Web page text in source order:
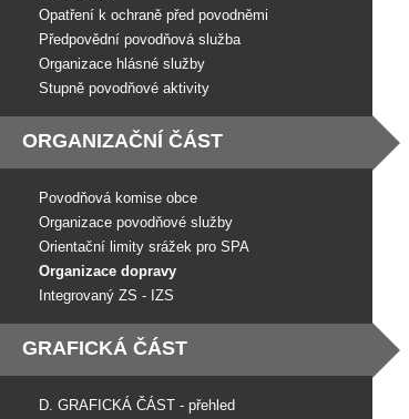
Opatření k ochraně před povodněmi
Předpovědní povodňová služba
Organizace hlásné služby
Stupně povodňové aktivity
ORGANIZAČNÍ ČÁST
Povodňová komise obce
Organizace povodňové služby
Orientační limity srážek pro SPA
Organizace dopravy
Integrovaný ZS - IZS
GRAFICKÁ ČÁST
D. GRAFICKÁ ČÁST - přehled